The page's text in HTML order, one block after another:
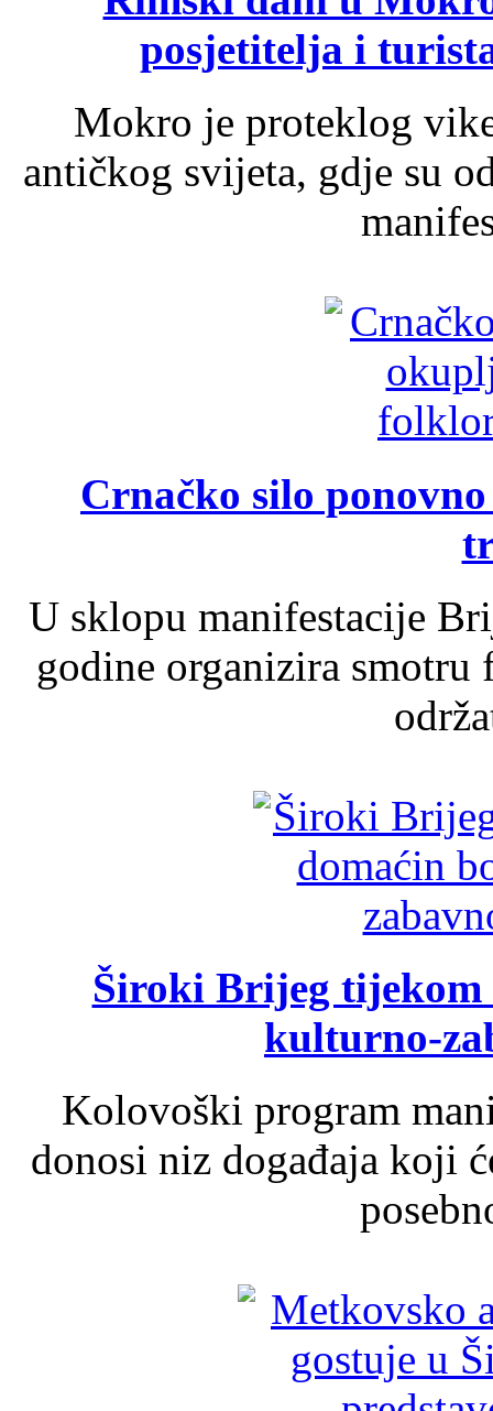
posjetitelja i
Mokro je proteklog
antičkog svijeta, gdje su
Crnačko silo
U sklopu manifestacije
godine organizira
Široki Brijeg tijekom
kulturno-
Kolovoški program
donosi niz događaja koji